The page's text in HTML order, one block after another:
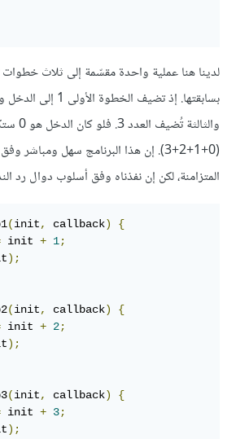
لدينا هنا عملية واحدة مقسّمة إلى ثلاث
(0+1+2+3). إن هذا البرنامج سهل ومباشر
المتزامنة، لكن إن نفذناه وفق أسلوب دوال رد
(init, callback)
{
init + 1;
);
(init, callback)
{
init + 2;
);
(init, callback)
{
init + 3;
);